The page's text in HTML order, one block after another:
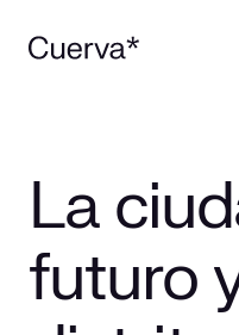
Qué
Innovación
La
futuro